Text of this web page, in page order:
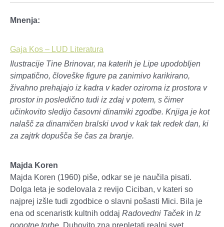
Mnenja:
Gaja Kos – LUD Literatura
Ilustracije Tine Brinovar, na katerih je Lipe upodobljen
simpatično, človeške figure pa zanimivo karikirano,
živahno prehajajo iz kadra v kader oziroma iz prostora v
prostor in posledično tudi iz zdaj v potem, s čimer
učinkovito sledijo časovni dinamiki zgodbe. Knjiga je kot
nalašč za dinamičen bralski uvod v kak tak redek dan, ki
za zajtrk dopušča še čas za branje.
Majda Koren
Majda Koren (1960) piše, odkar se je naučila pisati.
Dolga leta je sodelovala z revijo Ciciban, v kateri so
najprej izšle tudi zgodbice o slavni pošasti Mici. Bila je
ena od scenaristk kultnih oddaj Radovedni Tačekin Iz
popotne torbe . Duhovito zna prepletati realni svet